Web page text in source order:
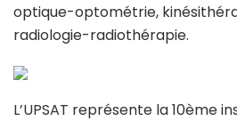
optique-optométrie,
radiologie-radiothérapie.
L’UPSAT représente la 10ème